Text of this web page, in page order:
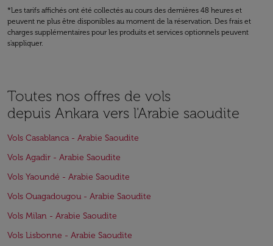
*Les tarifs affichés ont été collectés au cours des dernières 48 heures et
peuvent ne plus être disponibles au moment de la réservation. Des frais et
charges supplémentaires pour les produits et services optionnels peuvent
s'appliquer.
Toutes nos offres de vols
depuis Ankara vers l'Arabie saoudite
Vols Casablanca - Arabie Saoudite
Vols Agadir - Arabie Saoudite
Vols Yaoundé - Arabie Saoudite
Vols Ouagadougou - Arabie Saoudite
Vols Milan - Arabie Saoudite
Vols Lisbonne - Arabie Saoudite